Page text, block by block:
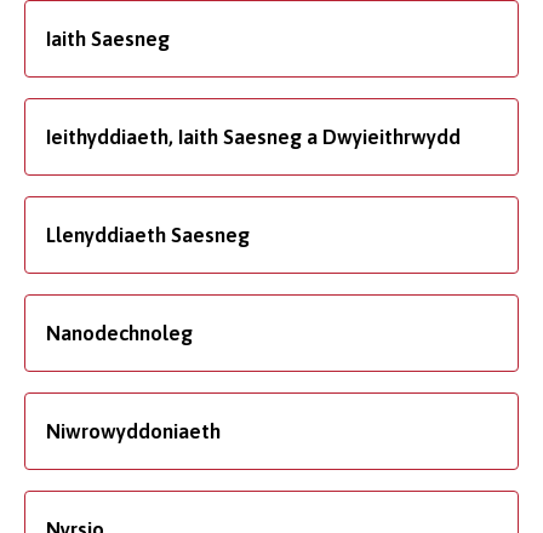
Iaith Saesneg
Ieithyddiaeth, Iaith Saesneg a Dwyieithrwydd
Llenyddiaeth Saesneg
Nanodechnoleg
Niwrowyddoniaeth